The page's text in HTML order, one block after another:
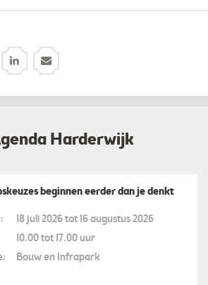
Harderwijk
beginnen eerder dan je denkt
18 juli 2026 tot 16 augustus 2026
10.00 tot 17.00 uur
Bouw en Infrapark